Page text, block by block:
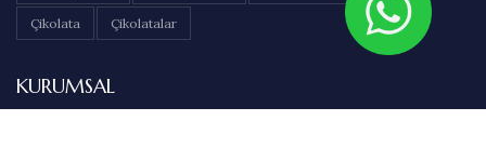
Çikolata Çikolatalar
KURUMSAL